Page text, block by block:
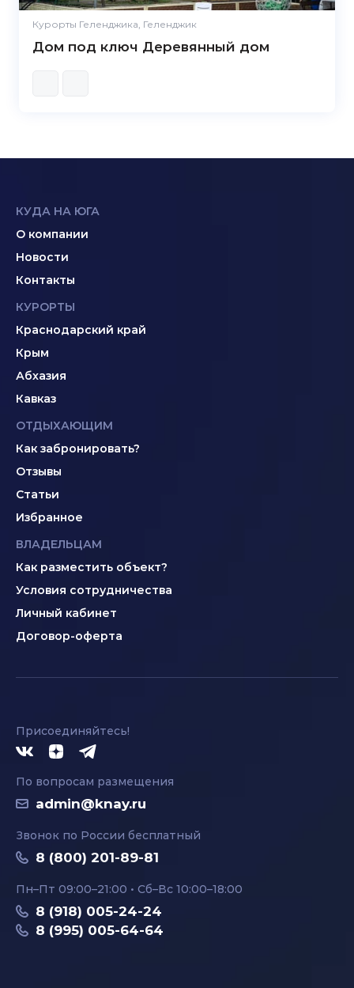
Курорты Геленджика, Геленджик
Дом под ключ Деревянный дом
КУДА НА ЮГА
О компании
Новости
Контакты
КУРОРТЫ
Краснодарский край
Крым
Абхазия
Кавказ
ОТДЫХАЮЩИМ
Как забронировать?
Отзывы
Статьи
Избранное
ВЛАДЕЛЬЦАМ
Как разместить объект?
Условия сотрудничества
Личный кабинет
Договор-оферта
Присоединяйтесь!
По вопросам размещения
admin@knay.ru
Звонок по России бесплатный
8 (800) 201-89-81
Пн–Пт 09:00–21:00 • Сб–Вс 10:00–18:00
8 (918) 005-24-24
8 (995) 005-64-64